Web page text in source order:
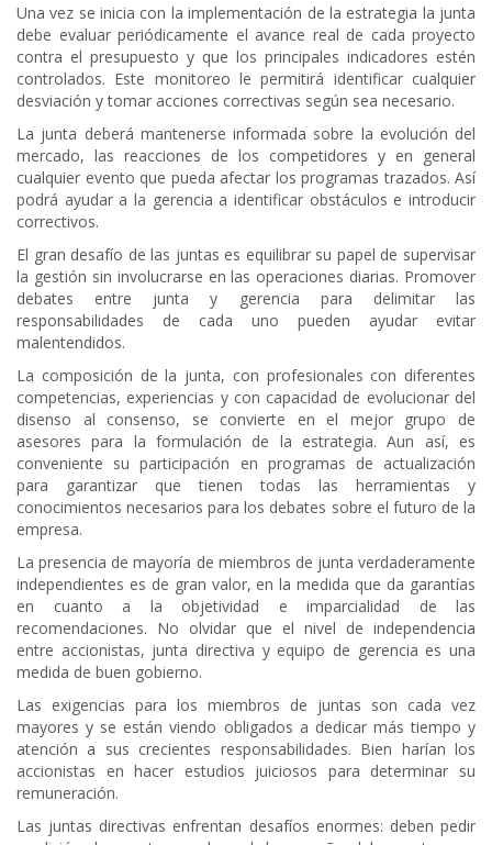
Una vez se inicia con la implementación de la estrategia la junta
debe evaluar periódicamente el avance real de cada proyecto
contra el presupuesto y que los principales indicadores estén
controlados. Este monitoreo le permitirá identificar cualquier
desviación y tomar acciones correctivas según sea necesario.
La junta deberá mantenerse informada sobre la evolución del
mercado, las reacciones de los competidores y en general
cualquier evento que pueda afectar los programas trazados. Así
podrá ayudar a la gerencia a identificar obstáculos e introducir
correctivos.
El gran desafío de las juntas es equilibrar su papel de supervisar
la gestión sin involucrarse en las operaciones diarias. Promover
debates entre junta y gerencia para delimitar las
responsabilidades de cada uno pueden ayudar evitar
malentendidos.
La composición de la junta, con profesionales con diferentes
competencias, experiencias y con capacidad de evolucionar del
disenso al consenso, se convierte en el mejor grupo de
asesores para la formulación de la estrategia. Aun así, es
conveniente su participación en programas de actualización
para garantizar que tienen todas las herramientas y
conocimientos necesarios para los debates sobre el futuro de la
empresa.
La presencia de mayoría de miembros de junta verdaderamente
independientes es de gran valor, en la medida que da garantías
en cuanto a la objetividad e imparcialidad de las
recomendaciones. No olvidar que el nivel de independencia
entre accionistas, junta directiva y equipo de gerencia es una
medida de buen gobierno.
Las exigencias para los miembros de juntas son cada vez
mayores y se están viendo obligados a dedicar más tiempo y
atención a sus crecientes responsabilidades. Bien harían los
accionistas en hacer estudios juiciosos para determinar su
remuneración.
Las juntas directivas enfrentan desafíos enormes: deben pedir